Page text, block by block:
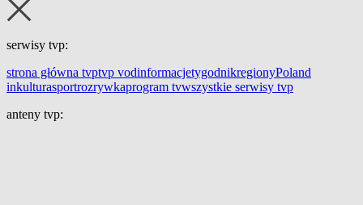
serwisy tvp:
strona główna tvptvp vodinformacjetygodnikregionyPoland
inkulturasportrozrywkaprogram tvwszystkie serwisy tvp
anteny tvp: